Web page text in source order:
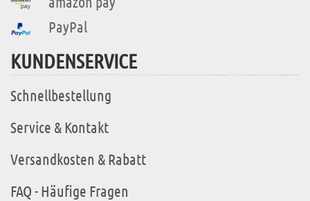
PayPal
KUNDENSERVICE
Schnellbestellung
Service & Kontakt
Versandkosten & Rabatt
FAQ - Häufige Fragen